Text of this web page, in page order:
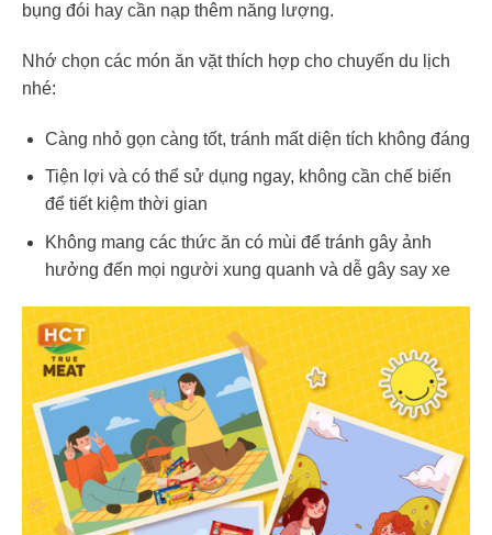
bụng đói hay cần nạp thêm năng lượng.
Nhớ chọn các món ăn vặt thích hợp cho chuyến du lịch
nhé:
Càng nhỏ gọn càng tốt, tránh mất diện tích không đáng
Tiện lợi và có thể sử dụng ngay, không cần chế biến
để tiết kiệm thời gian
Không mang các thức ăn có mùi để tránh gây ảnh
hưởng đến mọi người xung quanh và dễ gây say xe